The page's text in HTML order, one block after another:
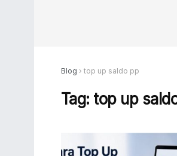
Blog › top up saldo pp
Tag: top up